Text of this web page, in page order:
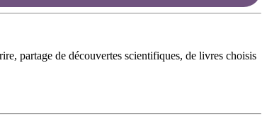
partage de découvertes scientifiques, de livres choisis